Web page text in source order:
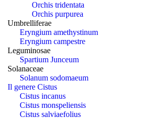
Orchis tridentata
Orchis purpurea
Umbrelliferae
Eryngium amethystinum
Eryngium campestre
Leguminosae
Spartium Junceum
Solanaceae
Solanum sodomaeum
Il genere Cistus
Cistus incanus
Cistus monspeliensis
Cistus salviaefolius